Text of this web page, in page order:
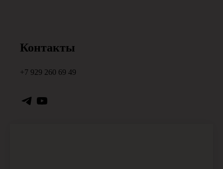
Контакты
+7 929 260 69 49